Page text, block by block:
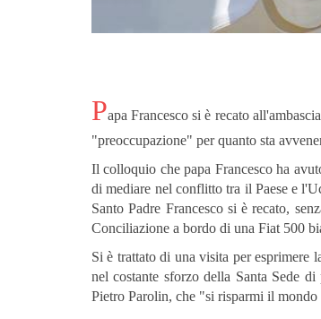
Papa Francesco si è recato
"preoccupazione" per quanto sta
Il colloquio che papa Francesco ha
di mediare nel conflitto tra il Paese e
Santo Padre Francesco si è recato,
Conciliazione a bordo di una Fiat 500
Si è trattato di una visita per esprimere
nel costante sforzo della Santa Sede
Pietro Parolin, che "si risparmi il